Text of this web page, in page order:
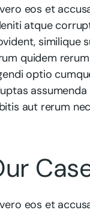
eos et
atque
similique
quidem
optio
aut rerum
eos et